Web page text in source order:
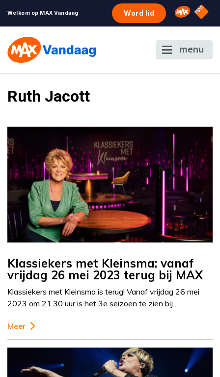
Welkom op MAX Vandaag Word lid Omroep
NPO
menu
Ruth Jacott
Klassiekers met Kleinsma: vanaf
vrijdag 26 mei 2023 terug bij MAX
Klassiekers met Kleinsma is terug! Vanaf vrijdag 26 mei
2023 om 21.30 uur is het 3e seizoen te zien bij…
Meer